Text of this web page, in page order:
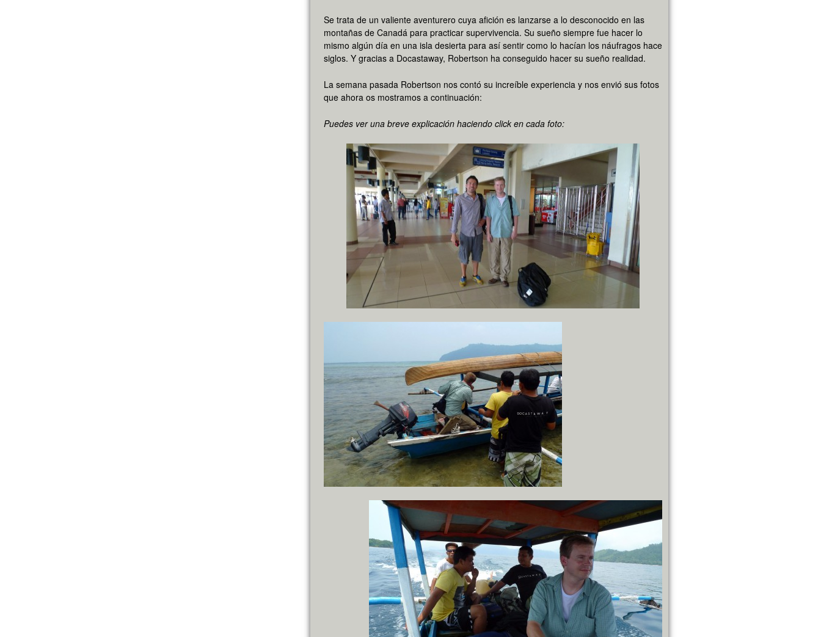
Se trata de un valiente aventurero cuya afición es lanzarse a lo desconocido en las
montañas de Canadá para practicar supervivencia. Su sueño siempre fue hacer lo
mismo algún día en una isla desierta para así sentir como lo hacían los náufragos hace
siglos. Y gracias a Docastaway, Robertson ha conseguido hacer su sueño realidad.
La semana pasada Robertson nos contó su increíble experiencia y nos envió sus fotos
que ahora os mostramos a continuación:
Puedes ver una breve explicación haciendo click en cada foto: